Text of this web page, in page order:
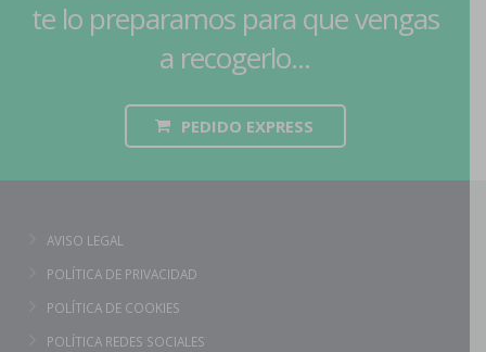
te lo preparamos para que vengas
a recogerlo...
PEDIDO EXPRESS
AVISO LEGAL
POLÍTICA DE PRIVACIDAD
POLÍTICA DE COOKIES
POLÍTICA REDES SOCIALES